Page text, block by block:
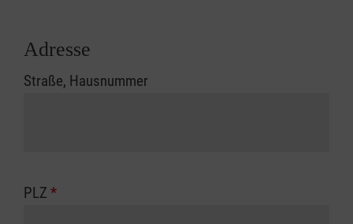
Adresse
Straße, Hausnummer
PLZ *